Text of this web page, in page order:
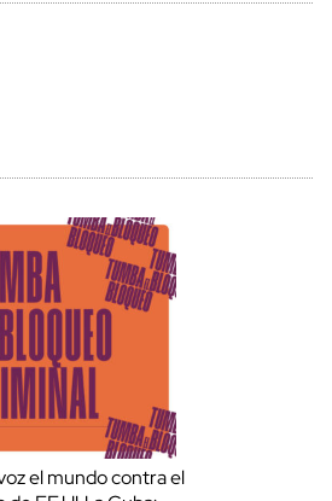
el mundo contra el